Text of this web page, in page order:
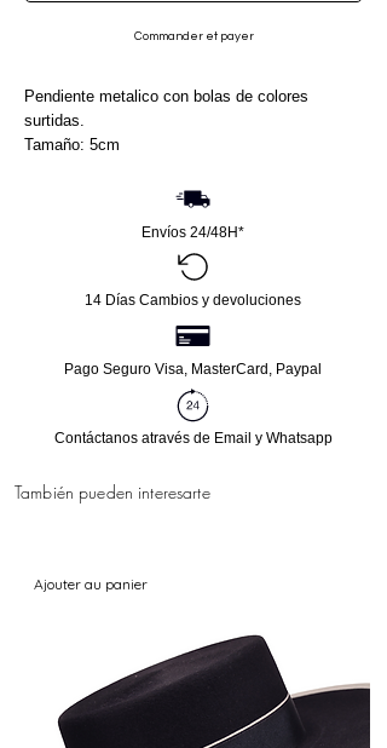
Commander et payer
Pendiente metalico con bolas de colores
surtidas.
Tamaño: 5cm
Envíos 24/48H*
14 Días Cambios y devoluciones
Pago Seguro Visa, MasterCard, Paypal
Contáctanos através de Email y Whatsapp
También pueden interesarte
Ajouter au panier